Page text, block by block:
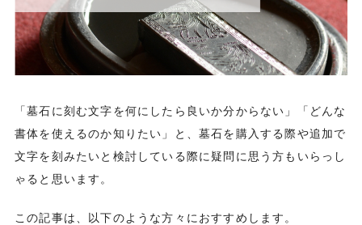
「墓石に刻む文字を何にしたら良いか分からない」「どんな
書体を使えるのか知りたい」と、墓石を購入する際や追加で
文字を刻みたいと検討している際に疑問に思う方もいらっし
ゃると思います。
この記事は、以下のような方々におすすめします。